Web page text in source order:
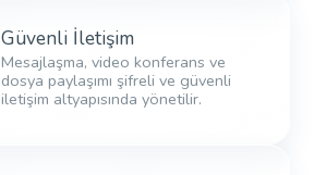
Güvenli İletişim
Mesajlaşma, video konferans ve
dosya paylaşımı şifreli ve güvenli
iletişim altyapısında yönetilir.